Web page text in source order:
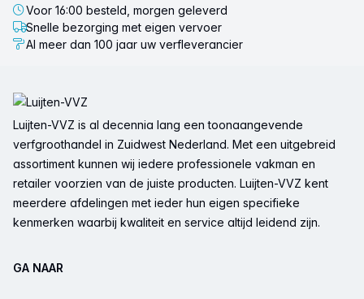
Voor 16:00 besteld, morgen geleverd
Snelle bezorging met eigen vervoer
Al meer dan 100 jaar uw verfleverancier
Luijten-VVZ is al decennia lang een toonaangevende
verfgroothandel in Zuidwest Nederland. Met een uitgebreid
assortiment kunnen wij iedere professionele vakman en
retailer voorzien van de juiste producten. Luijten-VVZ kent
meerdere afdelingen met ieder hun eigen specifieke
kenmerken waarbij kwaliteit en service altijd leidend zijn.
GA NAAR